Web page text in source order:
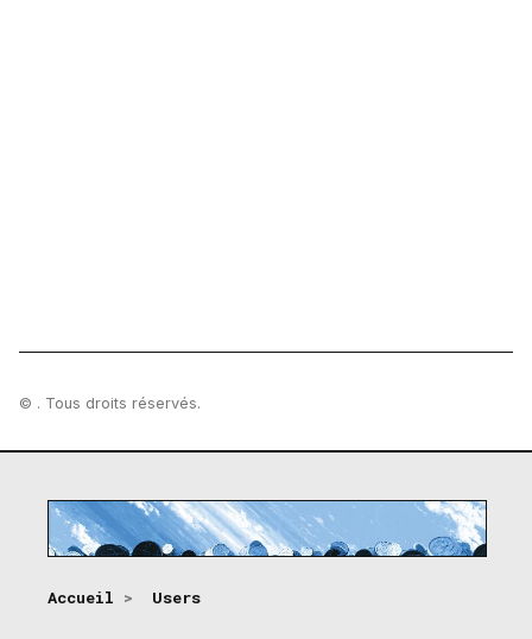
© . Tous droits réservés.
Accueil > Users